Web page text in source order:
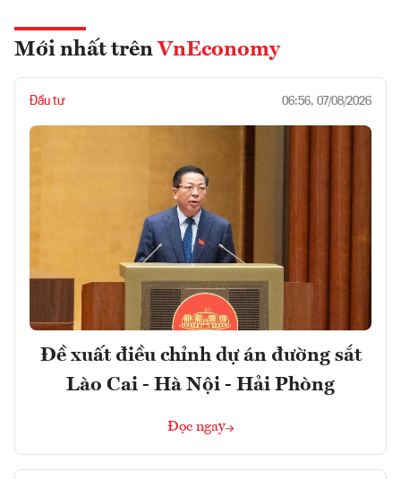
Mới nhất trên VnEconomy
Đầu tư 06:56, 07/08/2026
Đề xuất điều chỉnh dự án đường sắt
Lào Cai - Hà Nội - Hải Phòng
Đọc ngay